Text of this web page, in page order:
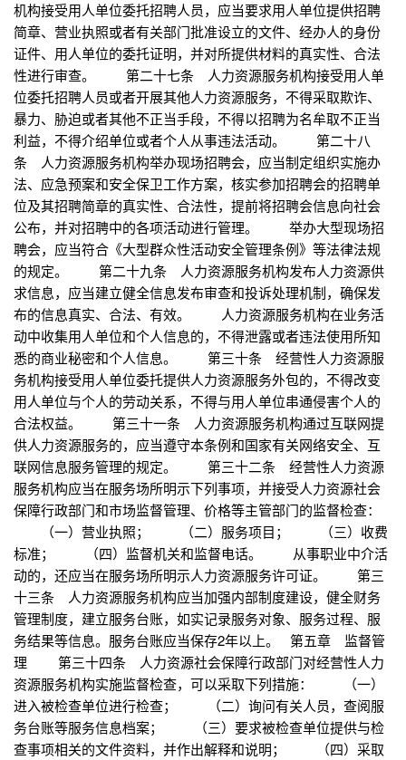
机构接受用人单位委托招聘人员，应当要求用人单位提供招聘
简章、营业执照或者有关部门批准设立的文件、经办人的身份
证件、用人单位的委托证明，并对所提供材料的真实性、合法
性进行审查。 第二十七条 人力资源服务机构接受用人单
位委托招聘人员或者开展其他人力资源服务，不得采取欺诈、
暴力、胁迫或者其他不正当手段，不得以招聘为名牟取不正当
利益，不得介绍单位或者个人从事违法活动。 第二十八
条 人力资源服务机构举办现场招聘会，应当制定组织实施办
法、应急预案和安全保卫工作方案，核实参加招聘会的招聘单
位及其招聘简章的真实性、合法性，提前将招聘会信息向社会
公布，并对招聘中的各项活动进行管理。 举办大型现场招
聘会，应当符合《大型群众性活动安全管理条例》等法律法规
的规定。 第二十九条 人力资源服务机构发布人力资源供
求信息，应当建立健全信息发布审查和投诉处理机制，确保发
布的信息真实、合法、有效。 人力资源服务机构在业务活
动中收集用人单位和个人信息的，不得泄露或者违法使用所知
悉的商业秘密和个人信息。 第三十条 经营性人力资源服
务机构接受用人单位委托提供人力资源服务外包的，不得改变
用人单位与个人的劳动关系，不得与用人单位串通侵害个人的
合法权益。 第三十一条 人力资源服务机构通过互联网提
供人力资源服务的，应当遵守本条例和国家有关网络安全、互
联网信息服务管理的规定。 第三十二条 经营性人力资源
服务机构应当在服务场所明示下列事项，并接受人力资源社会
保障行政部门和市场监督管理、价格等主管部门的监督检查：
（一）营业执照； （二）服务项目； （三）收费
标准； （四）监督机关和监督电话。 从事职业中介活
动的，还应当在服务场所明示人力资源服务许可证。 第三
十三条 人力资源服务机构应当加强内部制度建设，健全财务
管理制度，建立服务台账，如实记录服务对象、服务过程、服
务结果等信息。服务台账应当保存2年以上。 第五章 监督管
理 第三十四条 人力资源社会保障行政部门对经营性人力
资源服务机构实施监督检查，可以采取下列措施： （一）
进入被检查单位进行检查； （二）询问有关人员，查阅服
务台账等服务信息档案； （三）要求被检查单位提供与检
查事项相关的文件资料，并作出解释和说明； （四）采取